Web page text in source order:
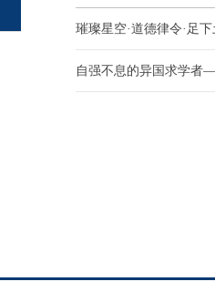
璀璨星空·道德律令·足
自强不息的异国求学者